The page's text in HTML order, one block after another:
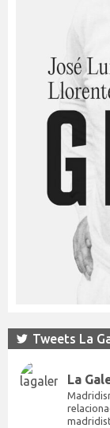
Tweets La
La